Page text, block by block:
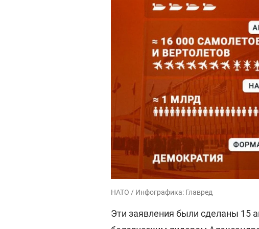
НАТО / Инфографика: Главред
Эти заявления были сделаны 15